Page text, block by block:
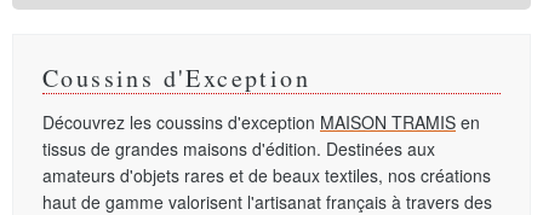
Coussins d'Exception
Découvrez les coussins d'exception MAISON TRAMIS en
tissus de grandes maisons d'édition. Destinées aux
amateurs d'objets rares et de beaux textiles, nos créations
haut de gamme valorisent l'artisanat français à travers des